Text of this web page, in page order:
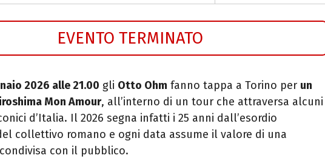
EVENTO TERMINATO
2026 alle 21.00 gli Otto Ohm fanno tappa a Torino per un
Mon Amour, all’interno di un tour che attraversa alcuni
d’Italia. Il 2026 segna infatti i 25 anni dall’esordio
collettivo romano e ogni data assume il valore di una
con il pubblico.